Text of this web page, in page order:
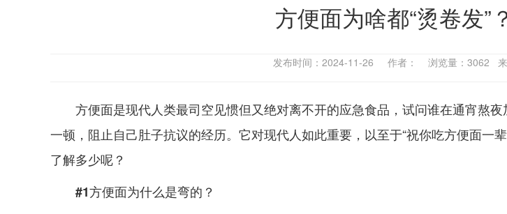
方便面为啥都“烫卷发”
发布时间：2024-11-26 作者： 浏览量：3062 来
方便面是现代人类最司空见惯但又绝对离不开的应急食品，试问谁在通宵熬
一顿，阻止自己肚子抗议的经历。它对现代人如此重要，以至于“祝你吃方便面一
了解多少呢？
#1方便面为什么是弯的？